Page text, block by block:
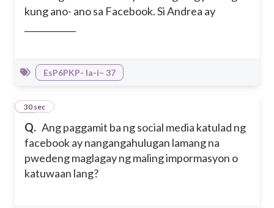
kung ano- ano sa Facebook. Si Andrea ay
EsP6PKP- Ia-i– 37
Q. Ang paggamit ba ng social media katulad ng
facebook ay nangangahulugan lamang na
pwedeng maglagay ng maling impormasyon o
katuwaan lang?
48
30 sec